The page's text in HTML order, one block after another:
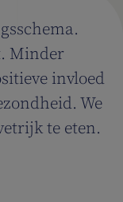
Minder
invloed
We
te eten.